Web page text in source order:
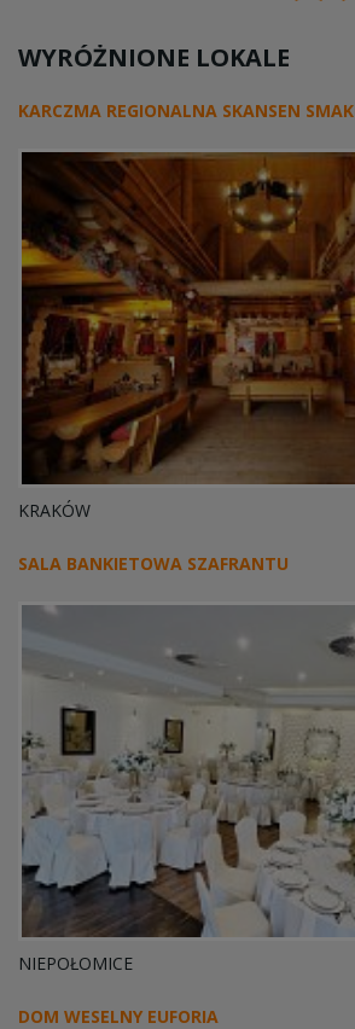
WYRÓŻNIONE LOKALE
KARCZMA REGIONALNA SKANSEN
KRAKÓW
SALA BANKIETOWA SZAFRANTU
NIEPOŁOMICE
DOM WESELNY EUFORIA